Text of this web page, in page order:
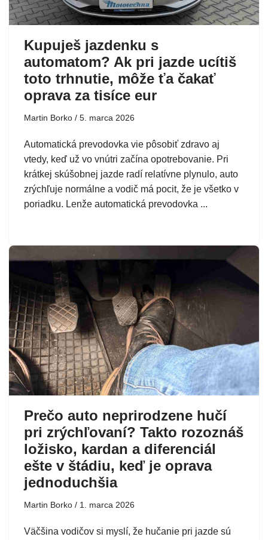
Kupuješ jazdenku s
automatom? Ak pri jazde ucítiš
toto trhnutie, môže ťa čakať
oprava za tisíce eur
Martin Borko 5. marca 2026
Automatická prevodovka vie pôsobiť zdravo aj
vtedy, keď už vo vnútri začína opotrebovanie. Pri
krátkej skúšobnej jazde radí relatívne plynulo, auto
zrýchľuje normálne a vodič má pocit, že je všetko v
poriadku. Lenže automatická prevodovka ...
Prečo auto neprirodzene hučí
pri zrýchľovaní? Takto rozoznáš
ložisko, kardan a diferenciál
ešte v štádiu, keď je oprava
jednoduchšia
Martin Borko 1. marca 2026
Väčšina vodičov si myslí, že hučanie pri jazde sú